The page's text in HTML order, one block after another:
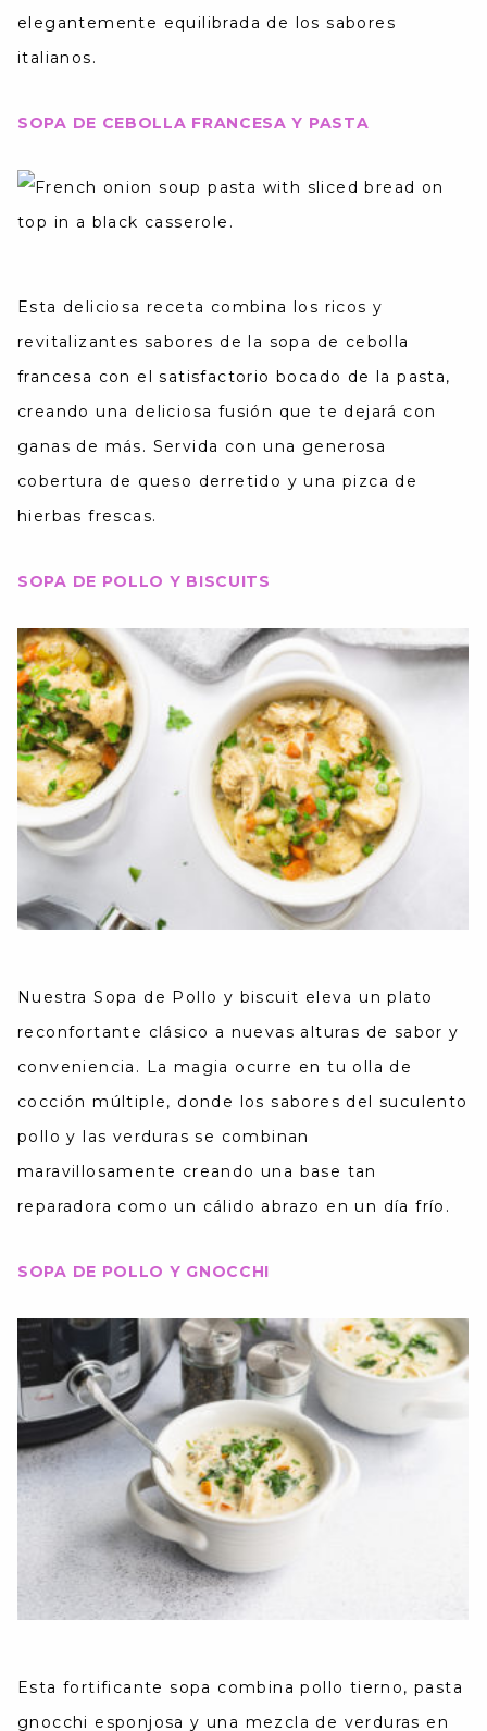
elegantemente equilibrada de los sabores
italianos.
SOPA DE CEBOLLA FRANCESA Y PASTA
Esta deliciosa receta combina los ricos y
revitalizantes sabores de la sopa de cebolla
francesa con el satisfactorio bocado de la pasta,
creando una deliciosa fusión que te dejará con
ganas de más. Servida con una generosa
cobertura de queso derretido y una pizca de
hierbas frescas.
SOPA DE POLLO Y BISCUITS
Nuestra Sopa de Pollo y biscuit eleva un plato
reconfortante clásico a nuevas alturas de sabor y
conveniencia. La magia ocurre en tu olla de
cocción múltiple, donde los sabores del suculento
pollo y las verduras se combinan
maravillosamente creando una base tan
reparadora como un cálido abrazo en un día frío.
SOPA DE POLLO Y GNOCCHI
Esta fortificante sopa combina pollo tierno, pasta
gnocchi esponjosa y una mezcla de verduras en